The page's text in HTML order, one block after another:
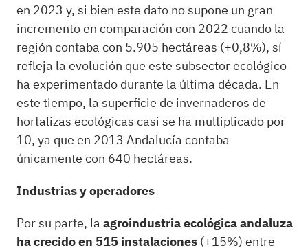
en 2023 y, si bien este dato no supone un gran
incremento en comparación con 2022 cuando la
región contaba con 5.905 hectáreas (+0,8%), sí
refleja la evolución que este subsector ecológico
ha experimentado durante la última década. En
este tiempo, la superficie de invernaderos de
hortalizas ecológicas casi se ha multiplicado por
10, ya que en 2013 Andalucía contaba
únicamente con 640 hectáreas.
Industrias y operadores
Por su parte, laagroindustria ecológica andaluza
ha crecido en 515 instalaciones (+15%) entre